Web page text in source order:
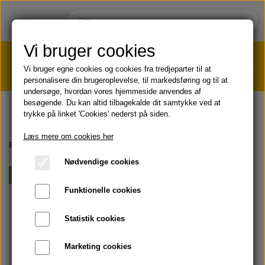
HJEM
Læbepomade
KOST & VELVÆRE
SOMMER & SOL 😎
VÆGTTAB?KLIK HER!
Forside
Vi bruger cookies
Vi bruger egne cookies og cookies fra tredjeparter til at
personalisere din brugeroplevelse, til markedsføring og til at
undersøge, hvordan vores hjemmeside anvendes af
besøgende. Du kan altid tilbagekalde dit samtykke ved at
trykke på linket 'Cookies' nederst på siden.
Læs mere om cookies her
Nødvendige cookies
Funktionelle cookies
Statistik cookies
Marketing cookies